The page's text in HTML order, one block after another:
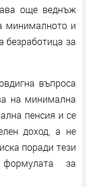
още веднъж
минималното и
безработица за
въпроса
на минимална
пенсия и се
доход, а не
поради тези
за